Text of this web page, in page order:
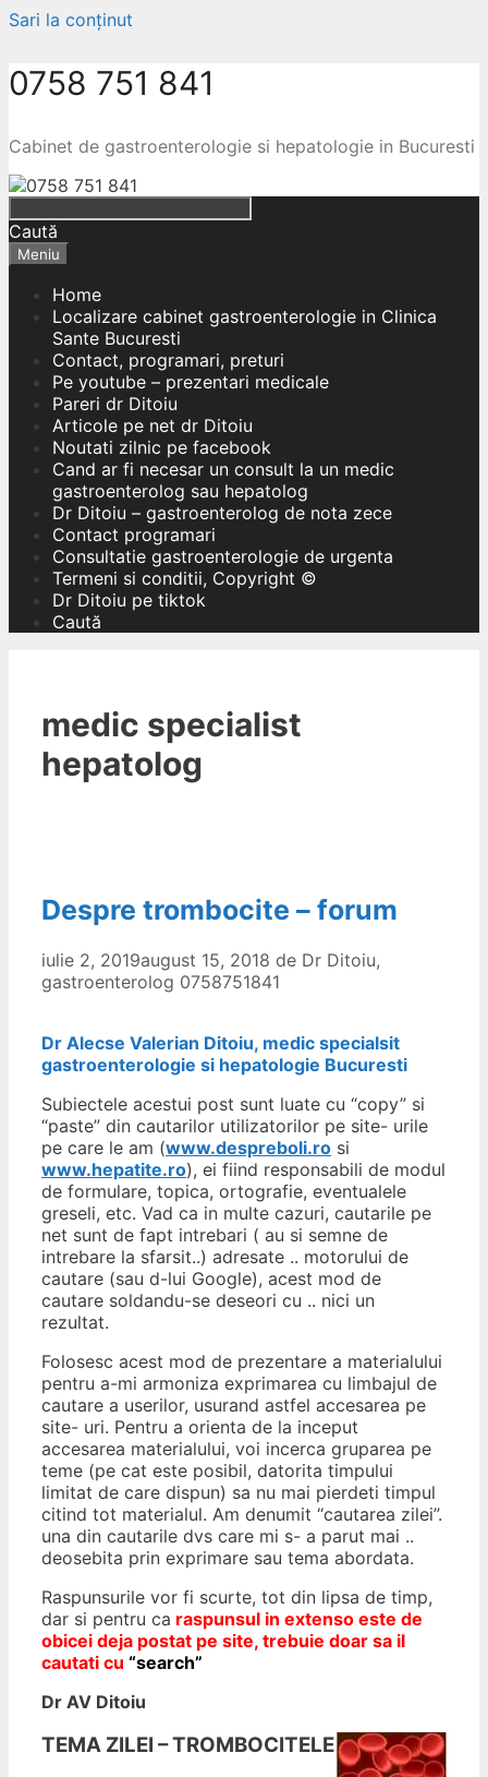
Sari la conținut
0758 751 841
Cabinet de gastroenterologie si hepatologie in Bucuresti
Caută
Meniu
Home
Localizare cabinet gastroenterologie in Clinica
Sante Bucuresti
Contact, programari, preturi
Pe youtube – prezentari medicale
Pareri dr Ditoiu
Articole pe net dr Ditoiu
Noutati zilnic pe facebook
Cand ar fi necesar un consult la un medic
gastroenterolog sau hepatolog
Dr Ditoiu – gastroenterolog de nota zece
Contact programari
Consultatie gastroenterologie de urgenta
Termeni si conditii, Copyright ©
Dr Ditoiu pe tiktok
Caută
medic specialist
hepatolog
Despre trombocite – forum
iulie 2, 2019august 15, 2018 de Dr Ditoiu,
gastroenterolog 0758751841
Dr Alecse Valerian Ditoiu, medic specialsit
gastroenterologie si hepatologie Bucuresti
Subiectele acestui post sunt luate cu “copy” si
“paste” din cautarilor utilizatorilor pe site- urile
pe care le am (www.despreboli.ro si
www.hepatite.ro), ei fiind responsabili de modul
de formulare, topica, ortografie, eventualele
greseli, etc. Vad ca in multe cazuri, cautarile pe
net sunt de fapt intrebari ( au si semne de
intrebare la sfarsit..) adresate .. motorului de
cautare (sau d-lui Google), acest mod de
cautare soldandu-se deseori cu .. nici un
rezultat.
Folosesc acest mod de prezentare a materialului
pentru a-mi armoniza exprimarea cu limbajul de
cautare a userilor, usurand astfel accesarea pe
site- uri. Pentru a orienta de la inceput
accesarea materialului, voi incerca gruparea pe
teme (pe cat este posibil, datorita timpului
limitat de care dispun) sa nu mai pierdeti timpul
citind tot materialul. Am denumit “cautarea zilei”.
una din cautarile dvs care mi s- a parut mai ..
deosebita prin exprimare sau tema abordata.
Raspunsurile vor fi scurte, tot din lipsa de timp,
dar si pentru ca raspunsul in extenso este de
obicei deja postat pe site, trebuie doar sa il
cautati cu “search”
Dr AV Ditoiu
TEMA ZILEI – TROMBOCITELE